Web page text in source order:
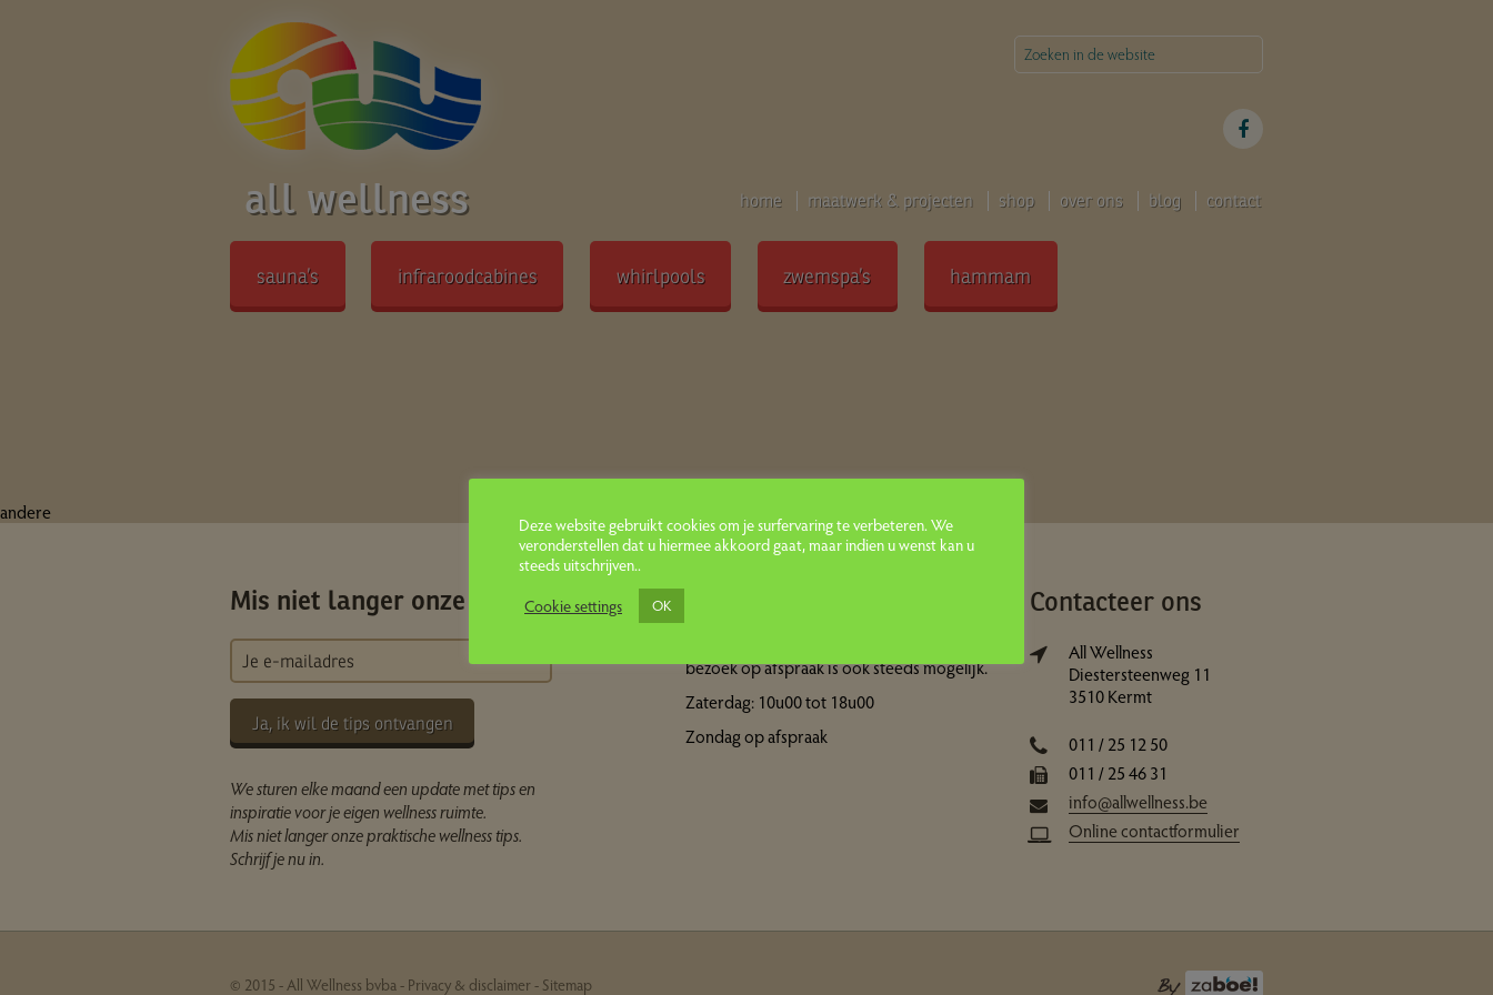
all wellness home maatwerk & projecten shop over ons blog contact
sauna’s infraroodcabines whirlpools zwemspa’s hammam
andere
Mis niet langer onze tips
Ja, ik wil de tips ontvangen
We sturen elke maand een update met tips en
inspiratie voor je eigen wellness ruimte.
Mis niet langer onze praktische wellness tips.
Schrijf je nu in.
bezoek op afspraak is ook steeds mogelijk.
Zaterdag: 10u00 tot 18u00
Zondag op afspraak
Contacteer ons
All Wellness
Diestersteenweg 11
3510 Kermt
011 / 25 12 50
011 / 25 46 31
info@allwellness.be
Online contactformulier
© 2015 - All Wellness bvba - Privacy & disclaimer- Sitemap
Deze website gebruikt cookies om je surfervaring te verbeteren. We
veronderstellen dat u hiermee akkoord gaat, maar indien u wenst kan u
steeds uitschrijven..
Cookie settings
OK